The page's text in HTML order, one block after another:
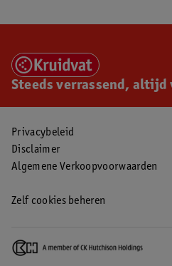
Steeds verrassend, altijd
Privacybeleid
Disclaimer
Algemene Verkoopvoorwaarden
Zelf cookies beheren